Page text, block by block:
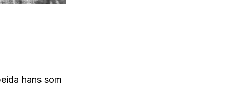
hans som